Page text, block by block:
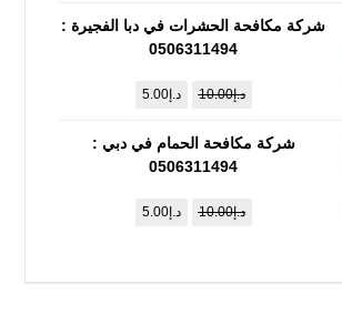
شركة مكافحة الحشرات في دبا الفجيرة :
0506311494
د.إ10.00 د.إ5.00
شركة مكافحة الحمام في دبي :
0506311494
د.إ10.00 د.إ5.00